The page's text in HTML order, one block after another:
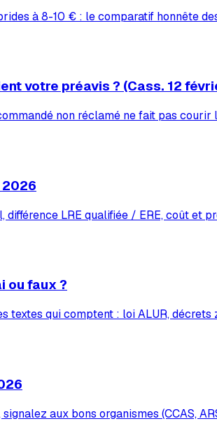
à 8-10 € : le comparatif honnête
votre préavis ? (Cass. 12
non réclamé ne fait pas
2026
LRE qualifiée / ERE, coût et
ou faux ?
textes qui comptent : loi ALUR,
aux bons organismes (CCAS,